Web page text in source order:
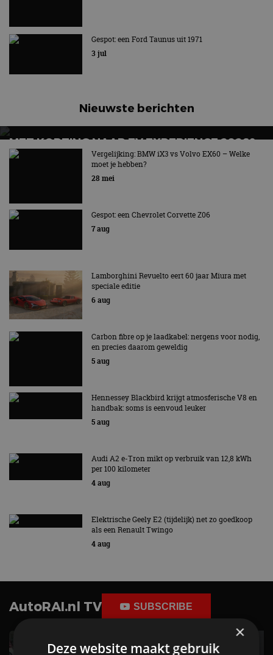
Gespot: een Ford Taunus uit 1971
3 jul
Nieuwste berichten
MET KORTING NAAR EV EXPERIENCE 2026?
AUTORAI REGELT HET!
EV Experience 2026 van 24 tot 26 september
Vergelijking: BMW iX3 vs Volvo EX60 – Welke
moet je hebben?
28 mei
Gespot: een Chevrolet Corvette Z06
7 aug
Lamborghini Revuelto eert 60 jaar Miura met
speciale editie
6 aug
Carbon fibre op je laadkabel: nergens voor nodig,
en precies daarom geweldig
5 aug
Hennessey Blackbird krijgt atmosferische V8 en
handbak: soms is eenvoud leuker
5 aug
Audi A2 e-Tron mikt op verbruik van 12,8 kWh
per 100 kilometer
4 aug
Elektrische Geely E2 (tijdelijk) net zo goedkoop
als een Renault Twingo
4 aug
AutoRAI.nl TV SUBSCRIBE
×
Deze website maakt gebruik